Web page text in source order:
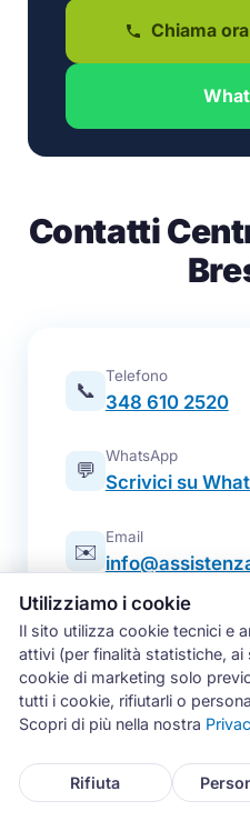
Chiama
Contatti
📞
Telefono
348 610 2520
💬
WhatsApp
Scrivici su
✉️
Email
📋
Modulo online
Prenota un
📍
Zona operativa
Brescia e
Utilizziamo i cookie
Il sito utilizza cookie tecnici e
attivi (per finalità statistiche, ai
cookie di marketing solo
tutti i cookie, rifiutarli o
Scopri di più nella nostra
Rifiuta